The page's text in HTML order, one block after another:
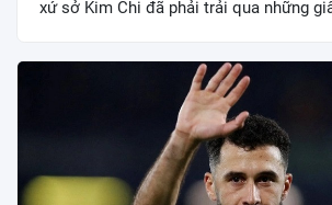
xứ sở Kim Chi đã phải trải qua những